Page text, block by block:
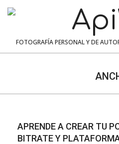
ApiWA
FOTOGRAFÍA PERSONAL Y DE
APRENDE A CREAR TU
BITRATE Y